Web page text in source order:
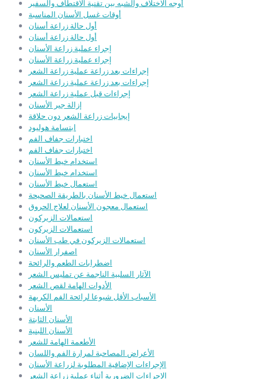
أوجه الاختلاف والشبه بين تقنية الاقتطاف والسفير
أوقات غسل الأسنان المناسبة
أول حالة زراعة أسنان
أول حالة زراعة أسنان
إجراء عملية زراعة الأسنان
إجراء عملية زراعة الأسنان
إجراءات بعد زراعة عملية زراعة الشعر
إجراءات بعد زراعة عملية زراعة الشعر
إجراءات قبل عملية زراعة الشعر
إزالة جير الأسنان
إيجابيات زراعة الشعر دون حلاقة
ابتسامة هوليود
اختبارات جفاف الفم
اختبارات جفاف الفم
استخدام خيط الأسنان
استخدام خيط الأسنان
استعمال خيط الأسنان
استعمال خيط الأسنان بالطريقة الصحيحة
استعمال معجون الأسنان لعلاج الحروق
استعمالات الزيركون
استعمالات الزيركون
استعمالات الزيركون في طب الأسنان
اصفرار الأسنان
اضطرابات الطعم والرائحة
الآثار السلبية الناجمة عن تمليس الشعر
الأدوات الهامة لقص الشعر
الأسباب الأقل شيوعا لرائحة الفم الكريهة
الأسنان
الأسنان الثابتة
الأسنان اللبنية
الأطعمة الهامة للشعر
الأعراض المصاحبة لمرارة الفم واللسان
الإجراءات الإضافية المطلوبة لزراعة الأسنان
الإجراءات الضرورية أثناء عملية زراعة الشعر